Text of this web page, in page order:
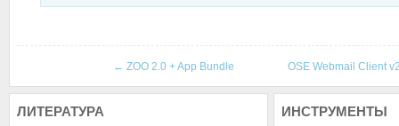
← ZOO 2.0 + App Bundle OSE Webmail Client
ЛИТЕРАТУРА ИНСТРУМЕНТЫ